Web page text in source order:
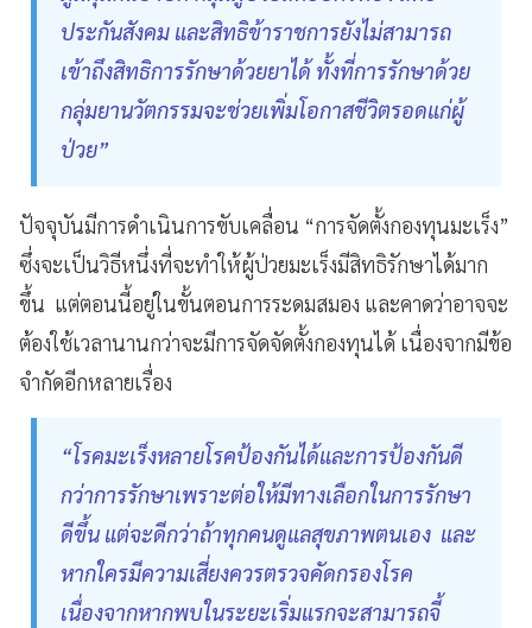
ประกันสังคม และสิทธิข้าราชการยังไม่สามารถ
เข้าถึงสิทธิการรักษาด้วยยาได้ ทั้งที่การรักษาด้วย
กลุ่มยานวัตกรรมจะช่วยเพิ่มโอกาสชีวิตรอดแก่ผู้
ป่วย”
ปัจจุบันมีการดำเนินการขับเคลื่อน “การจัดตั้งกองทุนมะเร็ง”
ซึ่งจะเป็นวิธีหนึ่งที่จะทำให้ผู้ป่วยมะเร็งมีสิทธิรักษาได้มาก
ขึ้น แต่ตอนนี้อยู่ในขั้นตอนการระดมสมอง และคาดว่าอาจจะ
ต้องใช้เวลานานกว่าจะมีการจัดจัดตั้งกองทุนได้ เนื่องจากมีข้อ
จำกัดอีกหลายเรื่อง
“โรคมะเร็งหลายโรคป้องกันได้และการป้องกันดี
กว่าการรักษาเพราะต่อให้มีทางเลือกในการรักษา
ดีขึ้น แต่จะดีกว่าถ้าทุกคนดูแลสุขภาพตนเอง และ
หากใครมีความเสี่ยงควรตรวจคัดกรองโรค
เนื่องจากหากพบในระยะเริ่มแรกจะสามารถจี้